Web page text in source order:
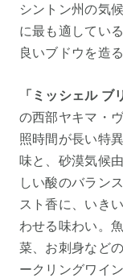
シントン州の気
に最も適してい
良いブドウを造
「ミッシェル ブ
の西部ヤキマ・
照時間が長い特
味と、砂漠気候
しい酸のバラン
スト香に、いき
わせる味わい。
菜、お刺身など
ークリングワイン